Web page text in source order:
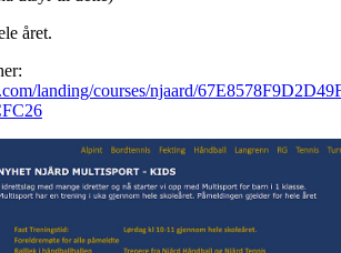
året.
landing/courses/njaard/